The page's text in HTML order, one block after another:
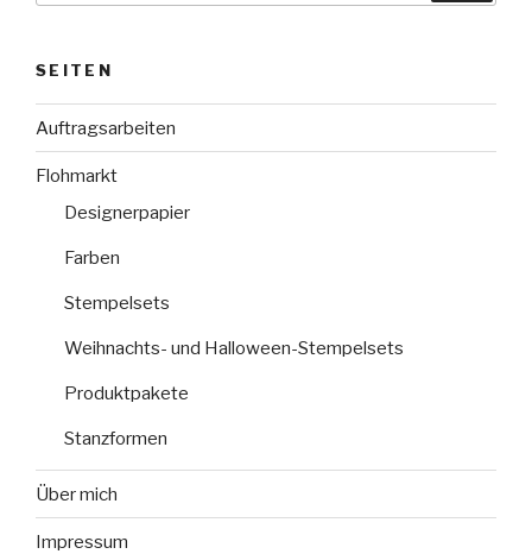
SEITEN
Auftragsarbeiten
Flohmarkt
Designerpapier
Farben
Stempelsets
Weihnachts- und Halloween-Stempelsets
Produktpakete
Stanzformen
Über mich
Impressum